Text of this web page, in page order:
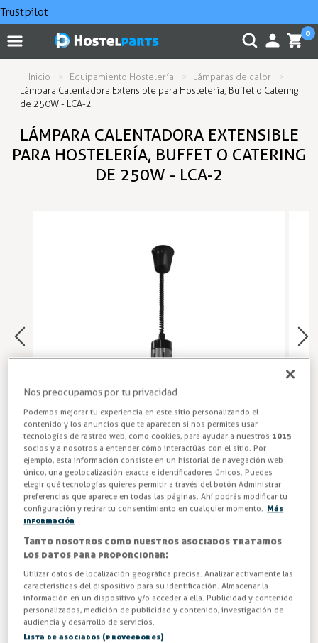
Trustpilot
0
Inicio Equipamiento Hostelería
Lámparas de calor
Lámpara Calentadora Extensible para Hostelería, Buffet o Catering
de 250W - LCA-2
LÁMPARA CALENTADORA EXTENSIBLE
PARA HOSTELERÍA, BUFFET O CATERING
DE 250W - LCA-2
Lámparas de Calor para Cocina
Lámpara LCA-2 calentadora extensible con potencia de
250W y con un rango de ajuste: 61cm. estiramiento: 76-
137cm. Incluye roseta para techo y bombilla 250W
(tornillo edison)
Entrega en 24/48h
Nos preocupamos por tu privacidad
Podemos mejorar tu experiencia en este sitio personalizando el
contenido y los anuncios que te aparecen si nos permites usar
tecnologías de rastreo web, como cookies, para ayudar a nuestros 1015
socios y a nosotros a entender cómo interactúas con el sitio. Por
ejemplo, esta información consiste en un historial de navegación web
único, una geolocalización exacta e identificadores únicos. Puedes
elegir qué tecnologías quieres permitir a través del botón Administrar
preferencias que aparece en todas las páginas. Ahí podrás modificar tu
configuración y retirar tu consentimiento en cualquier momento. Más
información
Tanto nosotros como nuestros asociados tratamos
los datos para proporcionar:
Utilizar datos de localización geográfica precisa. Analizar activamente las
características del dispositivo para su identificación. Almacenar la
información en un dispositivo y/o acceder a ella. Publicidad y contenido
personalizados, medición de publicidad y contenido, investigación de
audiencia y desarrollo de servicios.
Lista de asociados (proveedores)